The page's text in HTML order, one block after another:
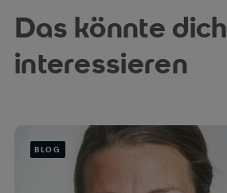
Das könnte dich
interessieren
BLOG